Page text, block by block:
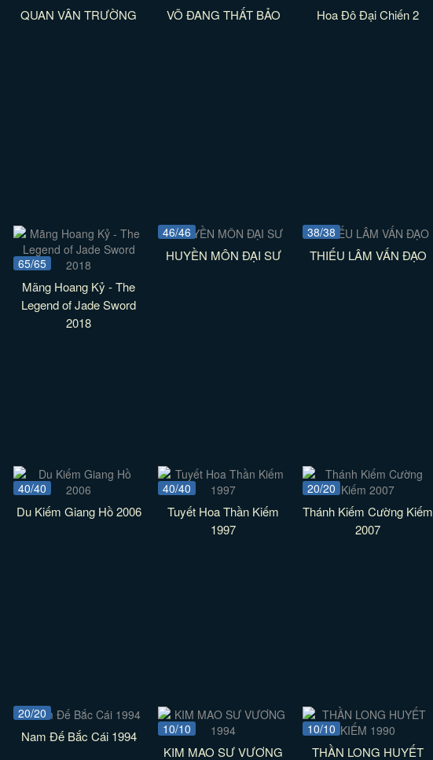
QUAN VÂN TRƯỜNG VÕ ĐANG THẤT BẢO Hoa Đô Đại Chiến 2
65/65
Mãng Hoang Kỷ - The
Legend of Jade Sword
2018
46/46
HUYỀN MÔN ĐẠI SƯ
38/38
THIẾU LÂM VẤN ĐẠO
40/40
Du Kiếm Giang Hồ 2006
40/40
Tuyết Hoa Thần Kiếm
1997
20/20
Thánh Kiếm Cường Kiếm
2007
20/20
Nam Đế Bắc Cái 1994 10/10
KIM MAO SƯ VƯƠNG
10/10
THẦN LONG HUYẾT